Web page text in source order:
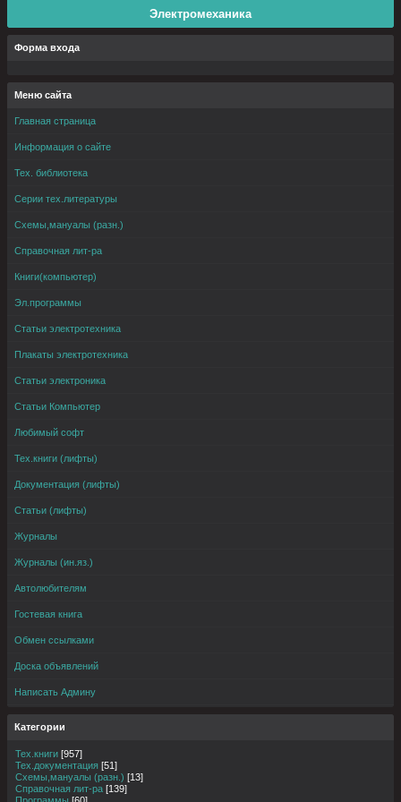
Электромеханика
Форма входа
Меню сайта
Главная страница
Информация о сайте
Тех. библиотека
Серии тех.литературы
Схемы,мануалы (разн.)
Справочная лит-ра
Книги(компьютер)
Эл.программы
Статьи электротехника
Плакаты электротехника
Статьи электроника
Статьи Компьютер
Любимый софт
Тех.книги (лифты)
Документация (лифты)
Статьи (лифты)
Журналы
Журналы (ин.яз.)
Автолюбителям
Гостевая книга
Обмен ссылками
Доска объявлений
Написать Админу
Категории
Тех.книги [957]
Тех.документация [51]
Схемы,мануалы (разн.) [13]
Справочная лит-ра [139]